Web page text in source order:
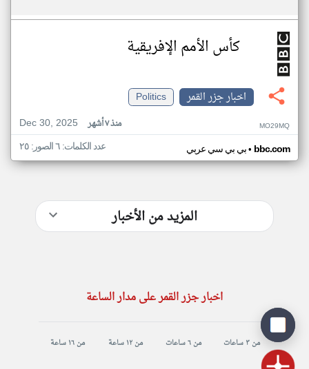
كأس الأمم الإفريقية
اخبار جزر القمر
Politics
Dec 30, 2025
منذ ٧ أشهر MO29MQ
بي بي سي عربي• bbc.com عدد الكلمات: ٦ الصور: ٢٥
المزيد من الأخبار
اخبار جزر القمر على مدار الساعة
من ٣ ساعات من ٦ ساعات من ١٢ ساعة من ١٦ ساعة